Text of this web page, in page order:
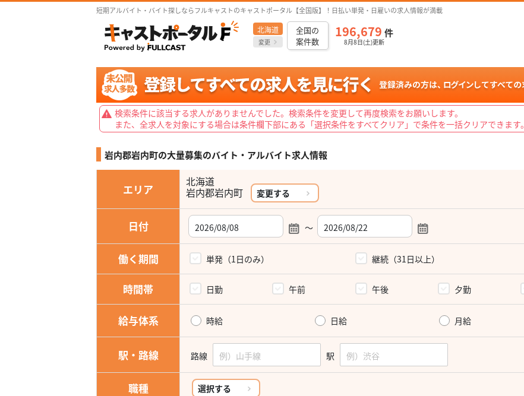
短期アルバイト・バイト探しならフルキャストのキャストポータル【全国版】！日払い単発・日雇いの求人情報が満載
北海道
変更
全国の
案件数
196,679 件
8月8日(土)更新
検索条件に該当する求人がありませんでした。検索条件を変更して再度検索をお願いします。
また、全求人を対象にする場合は条件欄下部にある「選択条件をすべてクリア」で条件を一括クリアできます。
岩内郡岩内町の大量募集のバイト・アルバイト求人情報
エリア
北海道
岩内郡岩内町 変更する
日付 ～
働く期間 単発（1日のみ） 継続（31日以上）
時間帯 日勤 午前 午後 夕勤
給与体系 時給 日給 月給
駅・路線 路線 駅
職種 選択する